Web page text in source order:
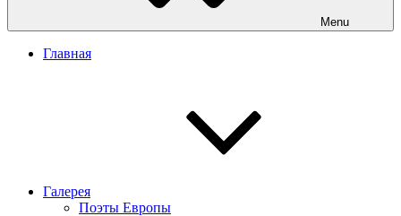
Menu
Главная
Галерея
Поэты Европы